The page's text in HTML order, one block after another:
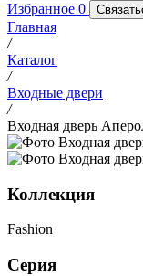
Избранное 0
Главная
/
Каталог
/
Входные двери
/
Входная дверь
Коллекция
Fashion
Серия